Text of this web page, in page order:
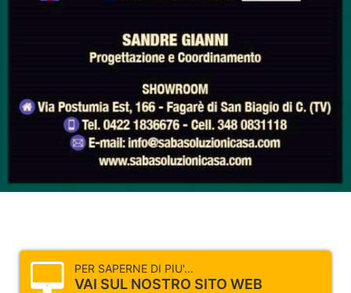
PER SAPERNE DI PIU'...
VAI SUL NOSTRO SITO WEB